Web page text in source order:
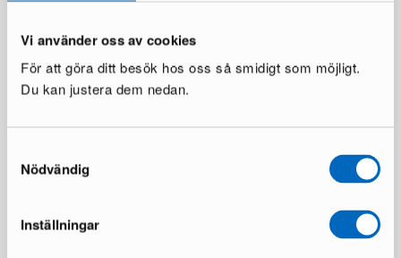
Vi använder oss av cookies
För att göra ditt besök hos oss så smidigt som möjligt.
Du kan justera dem nedan.
Nödvändig
Inställningar
Chesterfield Lyx fåtölj
mörkbrun skinn
Du sparar 146 €